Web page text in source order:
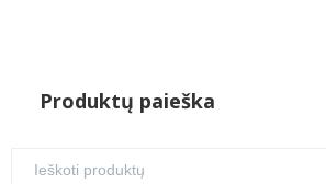
Produktų paieška